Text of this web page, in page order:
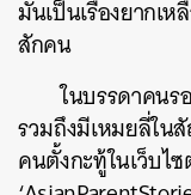
มันเป็นเรื่องยากเ
สักคน
ในบรรดาคนร
รวมถึงมีเหมยลี่ใน
คนตั้งกะทู้ในเว็บไ